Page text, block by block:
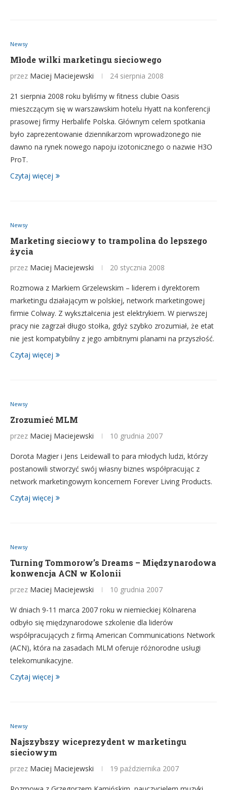
Newsy
Młode wilki marketingu sieciowego
przez Maciej Maciejewski 24 sierpnia 2008
21 sierpnia 2008 roku byliśmy w fitness clubie Oasis
mieszczącym się w warszawskim hotelu Hyatt na konferencji
prasowej firmy Herbalife Polska. Głównym celem spotkania
było zaprezentowanie dziennikarzom wprowadzonego nie
dawno na rynek nowego napoju izotonicznego o nazwie H3O
ProT.
Czytaj więcej
Newsy
Marketing sieciowy to trampolina do lepszego
życia
przez Maciej Maciejewski 20 stycznia 2008
Rozmowa z Markiem Grzelewskim – liderem i dyrektorem
marketingu działającym w polskiej, network marketingowej
firmie Colway. Z wykształcenia jest elektrykiem. W pierwszej
pracy nie zagrzał długo stołka, gdyż szybko zrozumiał, że etat
nie jest kompatybilny z jego ambitnymi planami na przyszłość.
Czytaj więcej
Newsy
Zrozumieć MLM
przez Maciej Maciejewski 10 grudnia 2007
Dorota Magier i Jens Leidewall to para młodych ludzi, którzy
postanowili stworzyć swój własny biznes współpracując z
network marketingowym koncernem Forever Living Products.
Czytaj więcej
Newsy
Turning Tommorow’s Dreams – Międzynarodowa
konwencja ACN w Kolonii
przez Maciej Maciejewski 10 grudnia 2007
W dniach 9-11 marca 2007 roku w niemieckiej Kölnarena
odbyło się międzynarodowe szkolenie dla liderów
współpracujących z firmą American Communications Network
(ACN), która na zasadach MLM oferuje różnorodne usługi
telekomunikacyjne.
Czytaj więcej
Newsy
Najszybszy wiceprezydent w marketingu
sieciowym
przez Maciej Maciejewski 19 października 2007